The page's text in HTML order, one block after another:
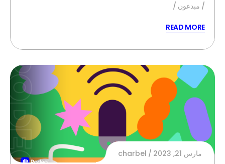
مبدعون
READ MORE
مارس 21, 2023 charbel